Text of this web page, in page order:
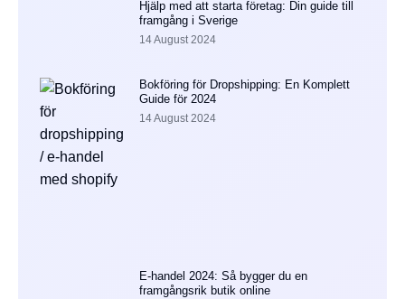
Hjälp med att starta företag: Din guide till
framgång i Sverige
14 August 2024
Bokföring för Dropshipping: En Komplett
Guide för 2024
14 August 2024
E-handel 2024: Så bygger du en
framgångsrik butik online